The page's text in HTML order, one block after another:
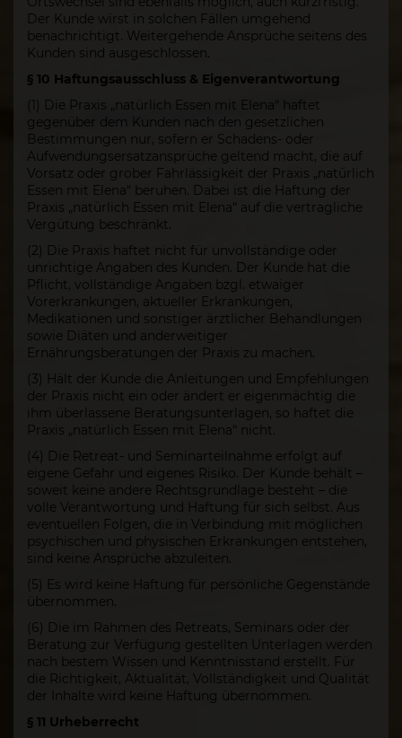
Der Kunde wirst in solchen Fällen umgehend
benachrichtigt. Weitergehende Ansprüche seitens des
Kunden sind ausgeschlossen.
§ 10 Haftungsausschluss & Eigenverantwortung
(1) Die Praxis „natürlich Essen mit Elena“ haftet
gegenüber dem Kunden nach den gesetzlichen
Bestimmungen nur, sofern er Schadens- oder
Aufwendungsersatzansprüche geltend macht, die auf
Vorsatz oder grober Fahrlässigkeit der Praxis „natürlich
Essen mit Elena“ beruhen. Dabei ist die Haftung der
Praxis „natürlich Essen mit Elena“ auf die vertragliche
Vergütung beschränkt.
(2) Die Praxis haftet nicht für unvollständige oder
unrichtige Angaben des Kunden. Der Kunde hat die
Pflicht, vollständige Angaben bzgl. etwaiger
Vorerkrankungen, aktueller Erkrankungen,
Medikationen und sonstiger ärztlicher Behandlungen
sowie Diäten und anderweitiger
Ernährungsberatungen der Praxis zu machen.
(3) Hält der Kunde die Anleitungen und Empfehlungen
der Praxis nicht ein oder ändert er eigenmächtig die
ihm überlassene Beratungsunterlagen, so haftet die
Praxis „natürlich Essen mit Elena“ nicht.
(4) Die Retreat- und Seminarteilnahme erfolgt auf
eigene Gefahr und eigenes Risiko. Der Kunde behält –
soweit keine andere Rechtsgrundlage besteht – die
volle Verantwortung und Haftung für sich selbst. Aus
eventuellen Folgen, die in Verbindung mit möglichen
psychischen und physischen Erkrankungen entstehen,
sind keine Ansprüche abzuleiten.
(5) Es wird keine Haftung für persönliche Gegenstände
übernommen.
(6) Die im Rahmen des Retreats, Seminars oder der
Beratung zur Verfügung gestellten Unterlagen werden
nach bestem Wissen und Kenntnisstand erstellt. Für
die Richtigkeit, Aktualität, Vollständigkeit und Qualität
der Inhalte wird keine Haftung übernommen.
§ 11 Urheberrecht